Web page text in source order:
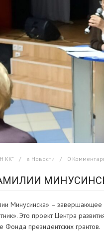
КК" в Новости 0
Минусинска» –
Это проект Центра
Фонда президентских грантов.